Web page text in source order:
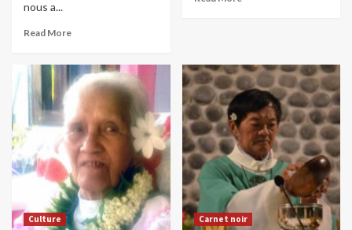
nous a...
Read More
Culture Carnet noir